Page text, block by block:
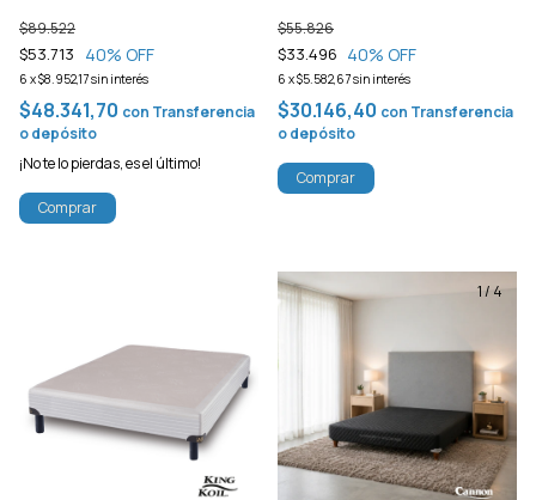
$53.713
$89.522
40% OFF
6 x$8.952,17sin interés
$48.341,70 con Transferencia
o depósito
¡No te lo pierdas, es el último!
Comprar
$33.496
$55.826
40% OFF
6 x$5.582,67sin interés
$30.146,40 con Transferencia
o depósito
Comprar
1/ 4